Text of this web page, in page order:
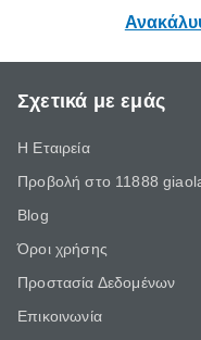
Σχετικά με εμάς
Η Εταιρεία
Προβολή στο 11888
Blog
Όροι χρήσης
Προστασία Δεδομένων
Επικοινωνία